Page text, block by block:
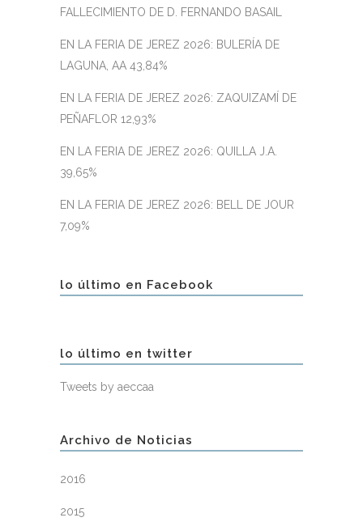
FALLECIMIENTO DE D. FERNANDO BASAIL
EN LA FERIA DE JEREZ 2026: BULERÍA DE
LAGUNA, AA 43,84%
EN LA FERIA DE JEREZ 2026: ZAQUIZAMÍ DE
PEÑAFLOR 12,93%
EN LA FERIA DE JEREZ 2026: QUILLA J.A.
39,65%
EN LA FERIA DE JEREZ 2026: BELL DE JOUR
7,09%
lo último en Facebook
lo último en twitter
Tweets by aeccaa
Archivo de Noticias
2016
2015